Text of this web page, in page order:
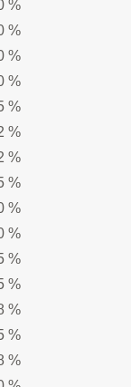
%
%
%
%
%
%
%
%
%
%
%
%
%
%
%